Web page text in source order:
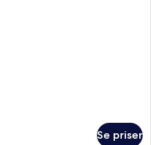
Se priser